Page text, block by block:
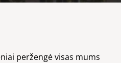
peržengė visas mums